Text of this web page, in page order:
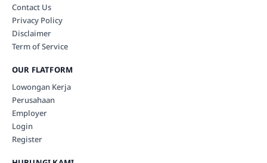
Contact Us
Privacy Policy
Disclaimer
Term of Service
OUR FLATFORM
Lowongan Kerja
Perusahaan
Employer
Login
Register